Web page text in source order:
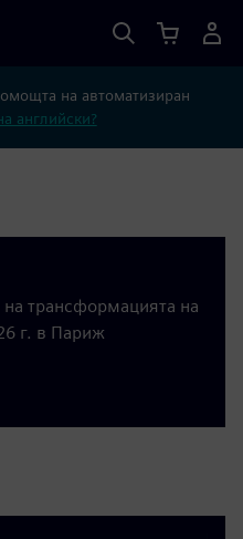
на автоматизиран
английски?
трансформацията на
г. в Париж